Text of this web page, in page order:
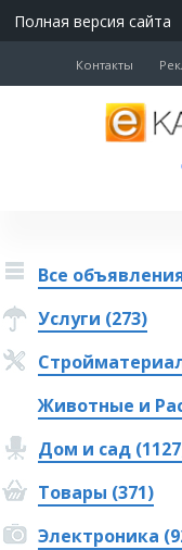
Полная версия сайта
Контакты
Все
Услуги (273)
Животные и
Дом и сад
Товары (371)
Электроника